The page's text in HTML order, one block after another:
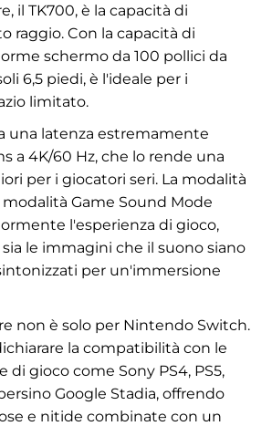
il TK700, è la capacità di
raggio. Con la capacità di
schermo da 100 pollici da
6,5 piedi, è l'ideale per i
limitato.
una latenza estremamente
a 4K/60 Hz, che lo rende una
per i giocatori seri. La modalità
Game Sound Mode
l'esperienza di gioco,
le immagini che il suono siano
per un'immersione
non è solo per Nintendo Switch.
la compatibilità con le
di gioco come Sony PS4, PS5,
Google Stadia, offrendo
e nitide combinate con un